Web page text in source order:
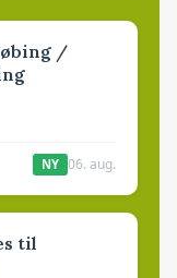
/
NY 06. aug.
til